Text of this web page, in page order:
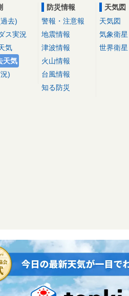
去)
ス実況
気
天気
)
防災情報
警報・注意報
地震情報
津波情報
火山情報
台風情報
知る防災
天気図
天気図
気象衛星
世界衛星